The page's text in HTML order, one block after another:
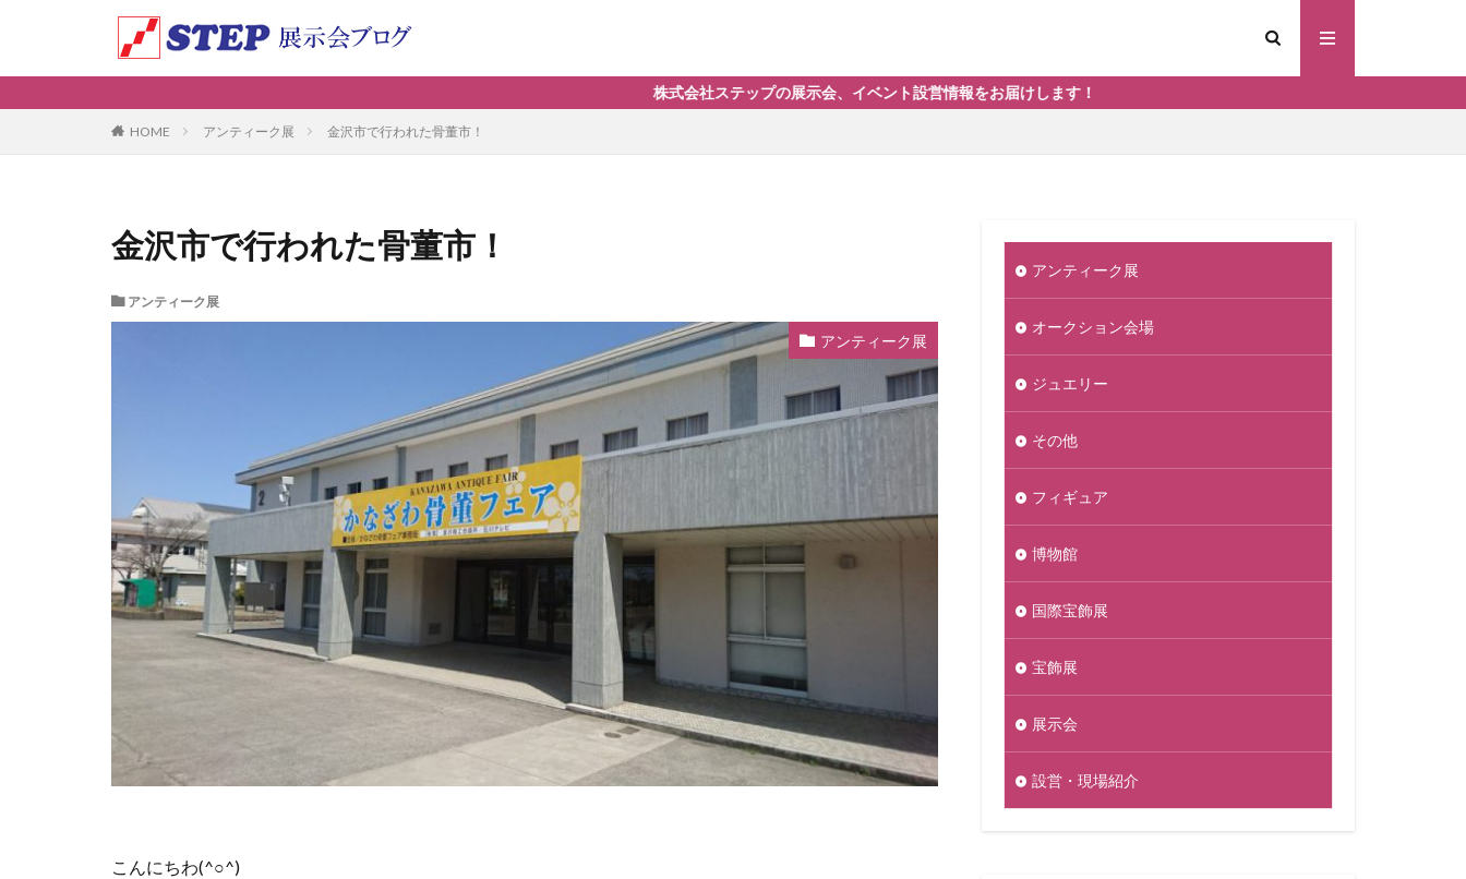
株式会社ステップの展示会、イベント設営情報をお届けします！
HOME アンティーク展 金沢市で行われた骨董市！
金沢市で行われた骨董市！
アンティーク展
アンティーク展
こんにちわ(^○^)
アンティーク展
オークション会場
ジュエリー
その他
フィギュア
博物館
国際宝飾展
宝飾展
展示会
設営・現場紹介